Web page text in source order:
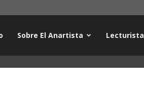
Sobre El Anartista Lecturista